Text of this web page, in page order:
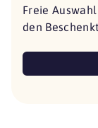
Freie
den